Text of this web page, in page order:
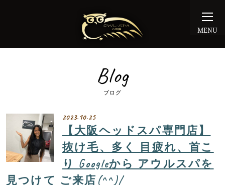
MENU
Blog
ブログ
2023.10.25
【大阪ヘッドスパ専門店】
抜け毛、多く 目疲れ、首こ
り Googleから アウルスパを
見つけて ご来店(^^)/